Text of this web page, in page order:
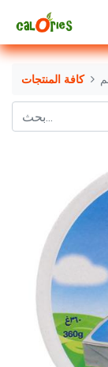
كافة المنتجات